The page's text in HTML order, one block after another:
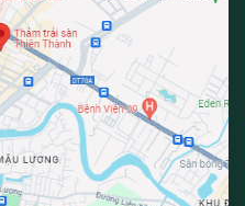
chống trơn trượt cầu
Đây là giải pháp an toàn
sợi thảm dày, tạo cảm